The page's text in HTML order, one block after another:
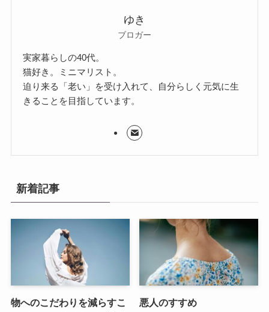
ゆき
ブロガー
実家暮らしの40代。
猫好き。ミニマリスト。
迫り来る「老い」を受け入れて、自分らしく元気に生
きることを目指しています。
新着記事
物へのこだわりを減らすこ
悪人のすすめ